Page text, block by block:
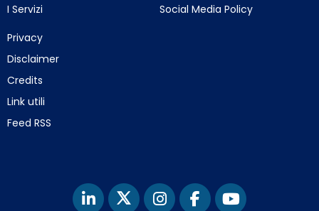
I Servizi
Social Media Policy
Privacy
Disclaimer
Credits
Link utili
Feed RSS